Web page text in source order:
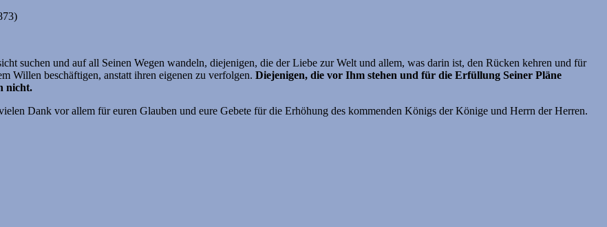
suchen und auf all Seinen Wegen wandeln, diejenigen, die der Liebe zur Welt und allem, was darin ist, den Rücken kehren und für
Willen beschäftigen, anstatt ihren eigenen zu verfolgen. Diejenigen, die vor Ihm stehen und für die Erfüllung Seiner Pläne
nicht.
Dank vor allem für euren Glauben und eure Gebete für die Erhöhung des kommenden Königs der Könige und Herrn der Herren.